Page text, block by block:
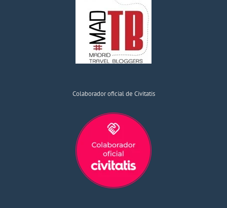
Colaborador oficial de Civitatis